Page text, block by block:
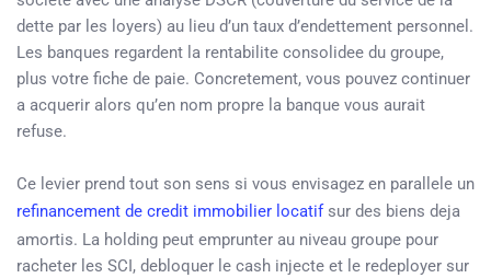
dette par les loyers) au lieu d’un taux d’endettement personnel.
Les banques regardent la rentabilite consolidee du groupe,
plus votre fiche de paie. Concretement, vous pouvez continuer
a acquerir alors qu’en nom propre la banque vous aurait
refuse.
Ce levier prend tout son sens si vous envisagez en parallele un
refinancement de credit immobilier locatifsur des biens deja
amortis. La holding peut emprunter au niveau groupe pour
racheter les SCI, debloquer le cash injecte et le redeployer sur